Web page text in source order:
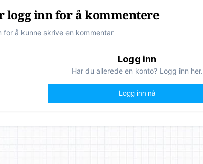
logg inn for å kommentere
å kunne skrive en kommentar
Logg inn
Har du allerede en konto? Logg inn her.
Logg inn nå